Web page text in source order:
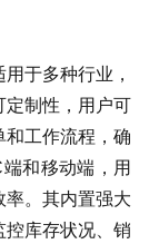
于多种行业，
定制性，用户可
和工作流程，确
和移动端，用
率。其内置强大
控库存状况、销